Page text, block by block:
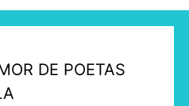
DE POETAS